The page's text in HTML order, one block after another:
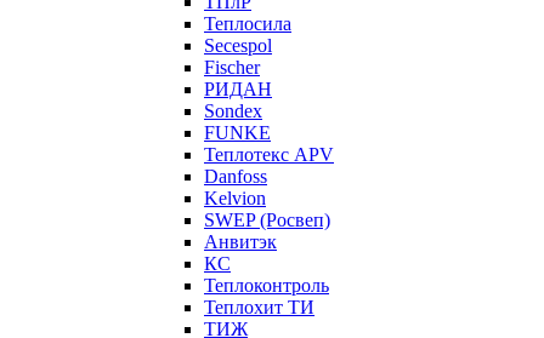
Теплосила
Secespol
Fischer
РИДАН
Sondex
FUNKE
Теплотекс APV
Danfoss
Kelvion
SWEP (Росвеп)
Анвитэк
КС
Теплоконтроль
Теплохит ТИ
ТИЖ